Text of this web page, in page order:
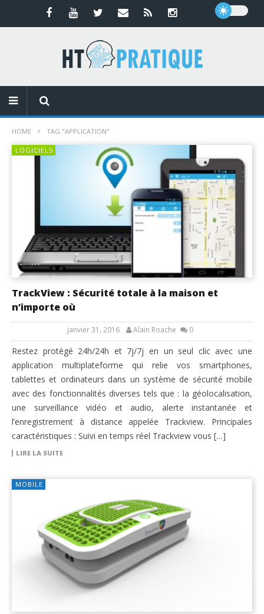
HOME TAG "APPLICATION"
LOGICIELS
TrackView : Sécurité totale à la maison et
n’importe où
janvier 31, 2016 Alain Roache 0
Restez protégé 24h/24h et 7j/7j en un seul clic avec une
application multiplateforme qui relie vos smartphones,
tablettes et ordinateurs dans un système de sécurité mobile
avec des fonctionnalités diverses tels que : la géolocalisation,
une surveillance vidéo et audio, alerte instantanée et
l’enregistrement à distance appelée Trackview. Principales
caractéristiques : Suivi en temps réel Trackview vous […]
LIRE LA SUITE
MOBILE